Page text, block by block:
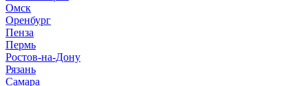
Омск
Оренбург
Пенза
Пермь
Ростов-на-Дону
Рязань
Самара